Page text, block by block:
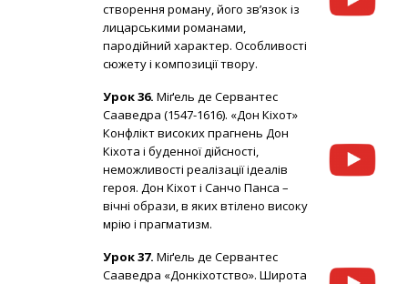
створення роману, його зв’язок із
лицарськими романами,
пародійний характер. Особливості
сюжету і композиції твору.
Урок 36. Міґeль де Сервaнтес
Саавeдра (1547-1616). «Дон Кіхот»
Конфлікт високих прагнень Дон
Кіхота і буденної дійсності,
неможливості реалізації ідеалів
героя. Дон Кіхот і Санчо Панса –
вічні образи, в яких втілено високу
мрію і прагматизм.
Урок 37. Міґeль де Сервaнтес
Саавeдра «Донкіхотство». Широта